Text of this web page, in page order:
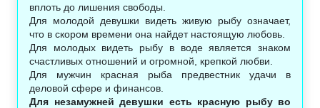
вплоть до лишения свободы.
Для молодой девушки видеть живую рыбу означает,
что в скором времени она найдет настоящую любовь.
Для молодых видеть рыбу в воде является знаком
счастливых отношений и огромной, крепкой любви.
Для мужчин красная рыба предвестник удачи в
деловой сфере и финансов.
Для незамужней девушки есть красную рыбу во